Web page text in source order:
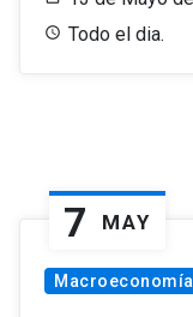
Todo el dia.
7 MAY
Macroeconomía